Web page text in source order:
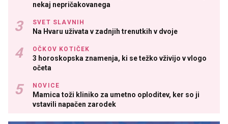
nekaj nepričakovanega
SVET SLAVNIH
Na Hvaru uživata v zadnjih trenutkih v dvoje
OČKOV KOTIČEK
3 horoskopska znamenja, ki se težko vživijo v vlogo
očeta
NOVICE
Mamica toži kliniko za umetno oploditev, ker so ji
vstavili napačen zarodek